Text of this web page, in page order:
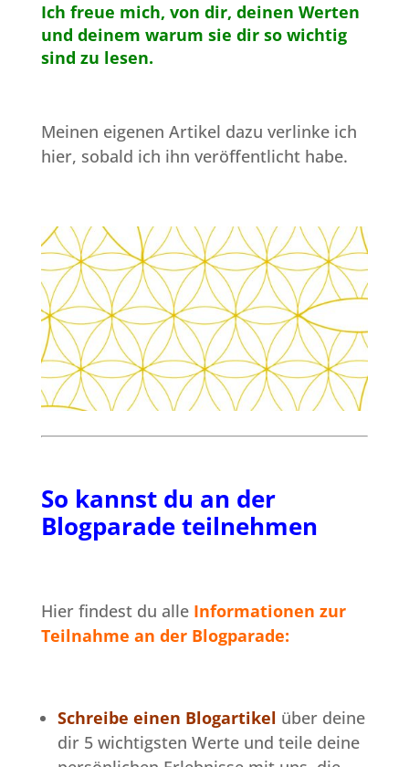
Ich freue mich, von dir, deinen Werten
und deinem warum sie dir so wichtig
sind zu lesen.
Meinen eigenen Artikel dazu verlinke ich
hier, sobald ich ihn veröffentlicht habe.
So kannst du an der
Blogparade teilnehmen
Hier findest du alle Informationen zur
Teilnahme an der Blogparade:
Schreibe einen Blogartikel über deine
dir 5 wichtigsten Werte und teile deine